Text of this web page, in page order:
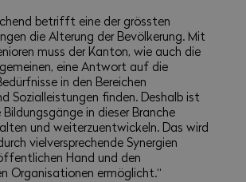
betrifft eine der grössten
die Alterung der Bevölkerung. Mit
muss der Kanton, wie auch die
eine Antwort auf die
in den Bereichen
Sozialleistungen finden. Deshalb ist
in dieser Branche
und weiterzuentwickeln. Das wird
vielversprechende Synergien
Hand und den
Organisationen ermöglicht.“